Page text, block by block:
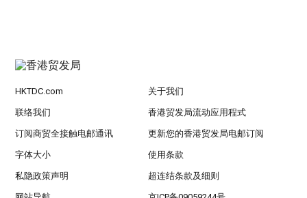
HKTDC.com 关于我们
联络我们 香港贸发局流动应用程式
订阅商贸全接触电邮通讯 更新您的香港贸发局电邮订阅
字体大小 使用条款
私隐政策声明 超连结条款及细则